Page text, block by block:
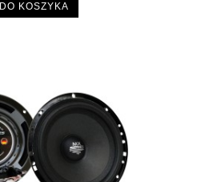
DO KOSZYKA